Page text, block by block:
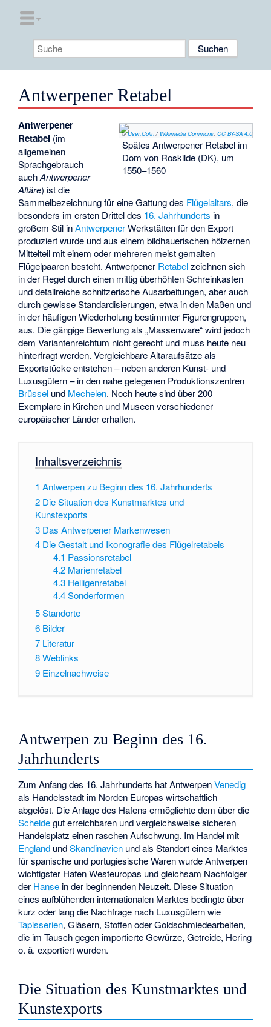
Antwerpener Retabel
©User:Colin/ Wikimedia Commons, CC BY-SA 4.0
Spätes Antwerpener Retabel im
Dom von Roskilde (DK), um
1550–1560
Antwerpener
Retabel (im
allgemeinen
Sprachgebrauch
auchAntwerpener
Altäre) ist die
Sammelbezeichnung für eine Gattung des Flügelaltars, die
besonders im ersten Drittel des 16. Jahrhunderts in
großem Stil inAntwerpenerWerkstätten für den Export
produziert wurde und aus einem bildhauerischen hölzernen
Mittelteil mit einem oder mehreren meist gemalten
Flügelpaaren besteht. Antwerpener Retabelzeichnen sich
in der Regel durch einen mittig überhöhten Schreinkasten
und detailreiche schnitzerische Ausarbeitungen, aber auch
durch gewisse Standardisierungen, etwa in den Maßen und
in der häufigen Wiederholung bestimmter Figurengruppen,
aus. Die gängige Bewertung als „Massenware“ wird jedoch
dem Variantenreichtum nicht gerecht und muss heute neu
hinterfragt werden. Vergleichbare Altaraufsätze als
Exportstücke entstehen – neben anderen Kunst- und
Luxusgütern – in den nahe gelegenen Produktionszentren
Brüssel und Mechelen. Noch heute sind über 200
Exemplare in Kirchen und Museen verschiedener
europäischer Länder erhalten.
Inhaltsverzeichnis
1 Antwerpen zu Beginn des 16. Jahrhunderts
2 Die Situation des Kunstmarktes und
Kunstexports
3 Das Antwerpener Markenwesen
4 Die Gestalt und Ikonografie des Flügelretabels
4.1 Passionsretabel
4.2 Marienretabel
4.3 Heiligenretabel
4.4 Sonderformen
5Standorte
6 Bilder
7 Literatur
8Weblinks
9 Einzelnachweise
Antwerpen zu Beginn des 16.
Jahrhunderts
Zum Anfang des 16. Jahrhunderts hat AntwerpenVenedig
als Handelsstadt im Norden Europas wirtschaftlich
abgelöst. Die Anlage des Hafens ermöglichte dem über die
Scheldegut erreichbaren und vergleichsweise sicheren
Handelsplatz einen raschen Aufschwung. Im Handel mit
England undSkandinavien und als Standort eines Marktes
für spanische und portugiesische Waren wurde Antwerpen
wichtigster Hafen Westeuropas und gleichsam Nachfolger
der Hanse in der beginnenden Neuzeit. Diese Situation
eines aufblühenden internationalen Marktes bedingte über
kurz oder lang die Nachfrage nach Luxusgütern wie
Tapisserien, Gläsern, Stoffen oder Goldschmiedearbeiten,
die im Tausch gegen importierte Gewürze, Getreide, Hering
o. ä. exportiert wurden.
Die Situation des Kunstmarktes und
Kunstexports